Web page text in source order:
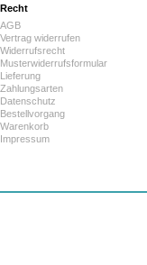
Recht
AGB
Vertrag widerrufen
Widerrufsrecht
Musterwiderrufsformular
Lieferung
Zahlungsarten
Datenschutz
Bestellvorgang
Warenkorb
Impressum